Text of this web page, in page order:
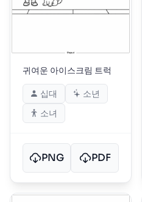
귀여운 아이스크림 트럭
십대
소년
소녀
PNG PDF